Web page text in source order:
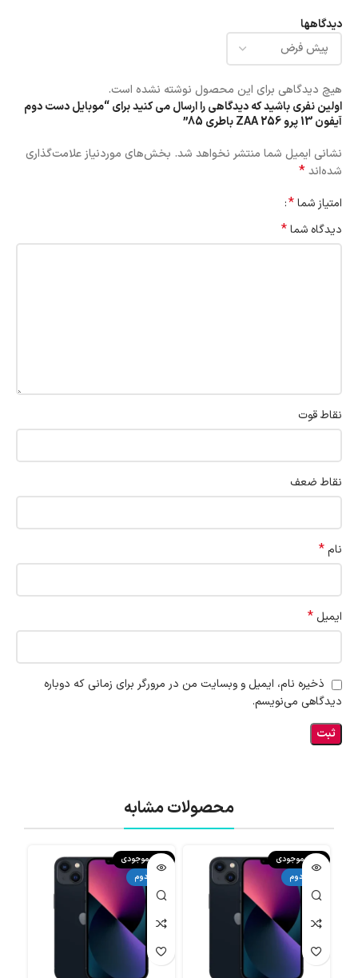
دیدگاهها
هیچ دیدگاهی برای این محصول نوشته نشده است.
اولین نفری باشید که دیدگاهی را ارسال می کنید برای “موبایل دست دوم
آیفون 13 پرو 256 ZAA باطری 85”
نشانی ایمیل شما منتشر نخواهد شد. بخش‌های موردنیاز علامت‌گذاری
شده‌اند*
امتیاز شما*
دیدگاه شما*
نقاط قوت
نقاط ضعف
نام*
ایمیل *
ذخیره نام، ایمیل و وبسایت من در مرورگر برای زمانی که دوباره
دیدگاهی می‌نویسم.
محصولات مشابه
اتمام موجودی
دست دوم
اتمام موجودی
دست دوم